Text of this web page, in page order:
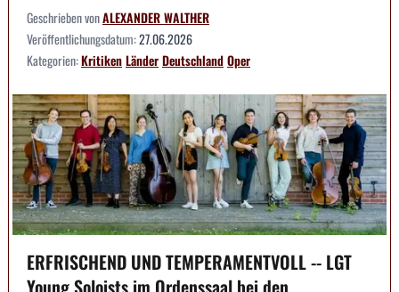
Geschrieben vonALEXANDER WALTHER
Veröffentlichungsdatum:27.06.2026
Kategorien:KritikenLänderDeutschlandOper
ERFRISCHEND UND TEMPERAMENTVOLL -- LGT
Young Soloists im Ordenssaal bei den